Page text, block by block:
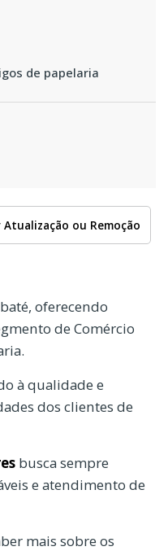
de papelaria
ou Remoção
oferecendo
de Comércio
à qualidade e
dos clientes de
busca sempre
e atendimento de
mais sobre os